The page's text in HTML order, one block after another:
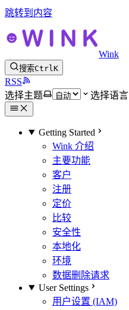
跳转到内容
Wink
搜索CtrlK
RSS
选择主题
选择语言
Getting Started
Wink 介绍
主要功能
客户
注册
定价
比较
安全性
本地化
环境
数据删除请求
User Settings
用户设置 (IAM)